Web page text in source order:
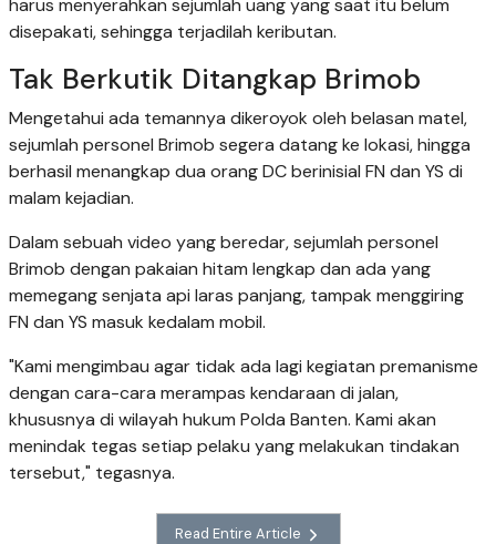
harus menyerahkan sejumlah uang yang saat itu belum
disepakati, sehingga terjadilah keributan.
Tak Berkutik Ditangkap Brimob
Mengetahui ada temannya dikeroyok oleh belasan matel,
sejumlah personel Brimob segera datang ke lokasi, hingga
berhasil menangkap dua orang DC berinisial FN dan YS di
malam kejadian.
Dalam sebuah video yang beredar, sejumlah personel
Brimob dengan pakaian hitam lengkap dan ada yang
memegang senjata api laras panjang, tampak menggiring
FN dan YS masuk kedalam mobil.
"Kami mengimbau agar tidak ada lagi kegiatan premanisme
dengan cara-cara merampas kendaraan di jalan,
khususnya di wilayah hukum Polda Banten. Kami akan
menindak tegas setiap pelaku yang melakukan tindakan
tersebut," tegasnya.
Read Entire Article